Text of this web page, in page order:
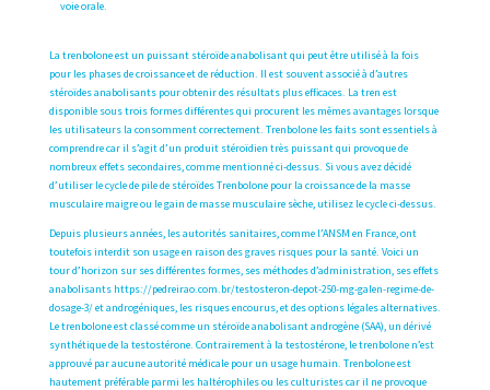
voie orale.
La trenbolone est un puissant stéroïde anabolisant qui peut être utilisé à la fois
pour les phases de croissance et de réduction. Il est souvent associé à d’autres
stéroïdes anabolisants pour obtenir des résultats plus efficaces. La tren est
disponible sous trois formes différentes qui procurent les mêmes avantages lorsque
les utilisateurs la consomment correctement. Trenbolone les faits sont essentiels à
comprendre car il s’agit d’un produit stéroïdien très puissant qui provoque de
nombreux effets secondaires, comme mentionné ci-dessus. Si vous avez décidé
d’utiliser le cycle de pile de stéroïdes Trenbolone pour la croissance de la masse
musculaire maigre ou le gain de masse musculaire sèche, utilisez le cycle ci-dessus.
Depuis plusieurs années, les autorités sanitaires, comme l’ANSM en France, ont
toutefois interdit son usage en raison des graves risques pour la santé. Voici un
tour d’horizon sur ses différentes formes, ses méthodes d’administration, ses effets
anabolisants https://pedreirao.com.br/testosteron-depot-250-mg-galen-regime-de-
dosage-3/et androgéniques, les risques encourus, et des options légales alternatives.
Le trenbolone est classé comme un stéroïde anabolisant androgène (SAA), un dérivé
synthétique de la testostérone. Contrairement à la testostérone, le trenbolone n’est
approuvé par aucune autorité médicale pour un usage humain. Trenbolone est
hautement préférable parmi les haltérophiles ou les culturistes car il ne provoque